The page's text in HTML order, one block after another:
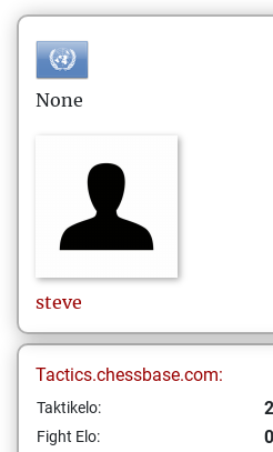
None
steve
Tactics.chessbase.com:
Taktikelo:
Fight Elo: